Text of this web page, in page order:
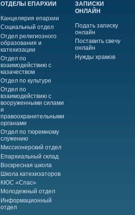
ОТДЕЛЫ ЕПАРХИИ
Канцелярия епархии
Социальный отдел
Отдел религиозного
образования и
катехизации
Отдел по
взаимодействию с
казачеством
Отдел по культуре
Отдел по
взаимодействию с
вооруженными силами
и
правоохранительными
органами
Отдел по тюремному
служению
Миссионерский отдел
Епархиальный склад
Воскресная школа
Школа катехизаторов
КЮС «Спас»
Молодежный отдел
Информационный
отдел
ЗАПИСКИ
ОНЛАЙН
Подать записку
онлайн
Поставить свечу
онлайн
Нужды храмов